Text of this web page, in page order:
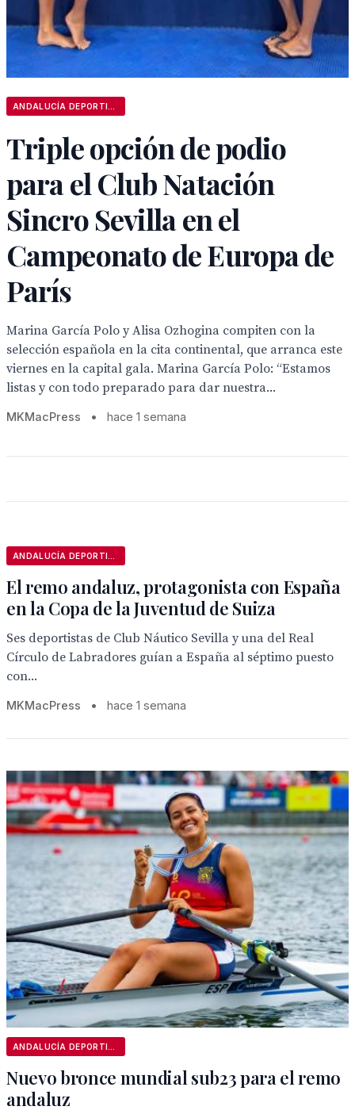
Triple opción de podio
para el Club Natación
Sincro Sevilla en el
Campeonato de Europa de
París
Marina García Polo y Alisa Ozhogina compiten con la
selección española en la cita continental, que arranca este
viernes en la capital gala. Marina García Polo: “Estamos
listas y con todo preparado para dar nuestra...
MKMacPress • hace 1 semana
El remo andaluz, protagonista con España
en la Copa de la Juventud de Suiza
Ses deportistas de Club Náutico Sevilla y una del Real
Círculo de Labradores guían a España al séptimo puesto
con...
MKMacPress • hace 1 semana
Nuevo bronce mundial sub23 para el remo
andaluz